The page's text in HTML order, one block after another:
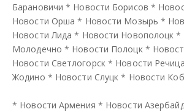
Барановичи * Новости Борисов *
Новости Орша * Новости Мозырь *
Новости Лида * Новости Новополоцк *
Молодечно * Новости Полоцк *
Новости Светлогорск * Новости Речица
Жодино * Новости Слуцк * Новости
* Новости Армения * Новости